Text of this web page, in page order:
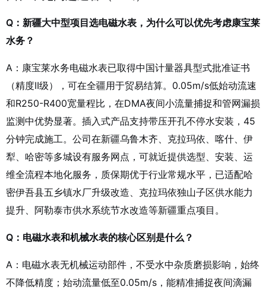
Q：新疆大中型项目选电磁水表，为什么可以优先考虑康宝莱
水务？
A：康宝莱水务电磁水表已取得中国计量器具型式批准证书
（精度II级），可在全疆用于贸易结算。0.05m/s低始动流速
和R250-R400宽量程比，在DMA夜间小流量捕捉和管网漏损
监测中优势显著。插入式产品支持带压开孔不停水安装，45
分钟完成施工。公司在新疆乌鲁木齐、克拉玛依、喀什、伊
犁、哈密等多城设有服务网点，可就近提供选型、安装、运
维全流程本地化服务，质保期优于行业常规水平，已适配哈
密伊吾县五乡镇水厂升级改造、克拉玛依独山子区供水能力
提升、阿勒泰市供水系统节水改造等新疆重点项目。
Q：电磁水表和机械水表的核心区别是什么？
A：电磁水表无机械运动部件，不受水中杂质磨损影响，始终
不降低精度；始动流量低至0.05m/s，能精准捕捉夜间滴漏